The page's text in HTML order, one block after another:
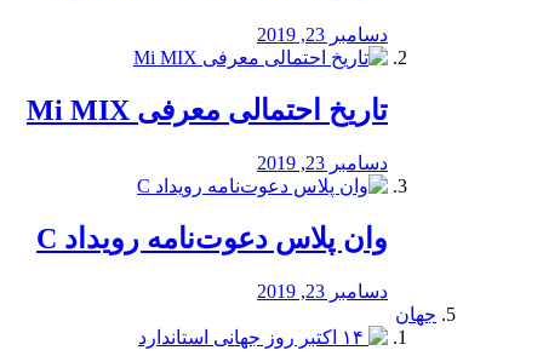
دسامبر 23, 2019
تاریخ احتمالی معرفی Mi MIX
دسامبر 23, 2019
وان پلاس دعوت‌نامه رویداد C
دسامبر 23, 2019
جهان